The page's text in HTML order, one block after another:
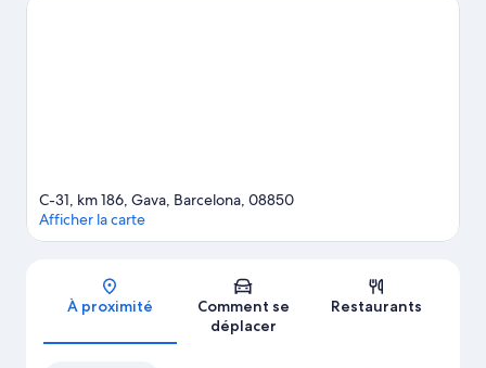
Carte
C-31, km 186, Gava, Barcelona, 08850
Afficher la carte
À proximité
Comment se
déplacer
Restaurants